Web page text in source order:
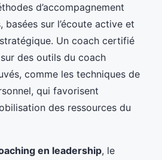
d’accompagnement
sur l’écoute active et
Un coach certifié
des outils du coach
comme les techniques de
qui favorisent
des ressources du
en leadership, le